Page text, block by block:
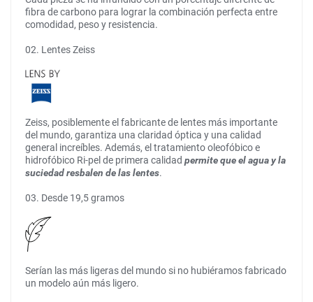
fibra de carbono para lograr la combinación perfecta entre
comodidad, peso y resistencia.
02. Lentes Zeiss
Zeiss, posiblemente el fabricante de lentes más importante
del mundo, garantiza una claridad óptica y una calidad
general increíbles. Además, el tratamiento oleofóbico e
hidrofóbico Ri-pel de primera calidad permite que el agua y la
suciedad resbalen de las lentes.
03. Desde 19,5 gramos
Serían las más ligeras del mundo si no hubiéramos fabricado
un modelo aún más ligero.